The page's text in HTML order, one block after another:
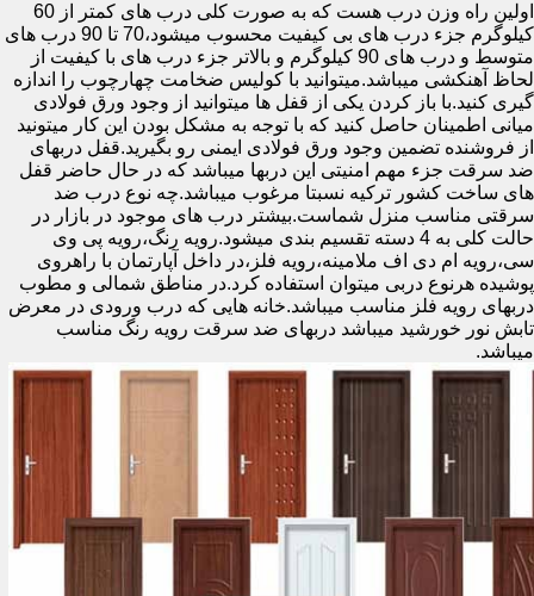
اولین راه وزن درب هست که به صورت کلی درب های کمتر از 60
کیلوگرم جزء درب های بی کیفیت محسوب میشود،70 تا 90 درب های
متوسط و درب های 90 کیلوگرم و بالاتر جزء درب های با کیفیت از
لحاظ آهنکشی میباشد.میتوانید با کولیس ضخامت چهارچوب را اندازه
گیری کنید.با باز کردن یکی از قفل ها میتوانید از وجود ورق فولادی
میانی اطمینان حاصل کنید که با توجه به مشکل بودن این کار میتونید
از فروشنده تضمین وجود ورق فولادی ایمنی رو بگیرید.قفل دربهای
ضد سرقت جزء مهم امنیتی این دربها میباشد که در حال حاضر قفل
های ساخت کشور ترکیه نسبتا مرغوب میباشد.چه نوع درب ضد
سرقتی مناسب منزل شماست.بیشتر درب های موجود در بازار در
حالت کلی به 4 دسته تقسیم بندی میشود.رویه رنگ،رویه پی وی
سی،رویه ام دی اف ملامینه،رویه فلز،در داخل آپارتمان با راهروی
پوشیده هرنوع دربی میتوان استفاده کرد.در مناطق شمالی و مطوب
دربهای رویه فلز مناسب میباشد.خانه هایی که درب ورودی در معرض
تابش نور خورشید میباشد دربهای ضد سرقت رویه رنگ مناسب
میباشد.